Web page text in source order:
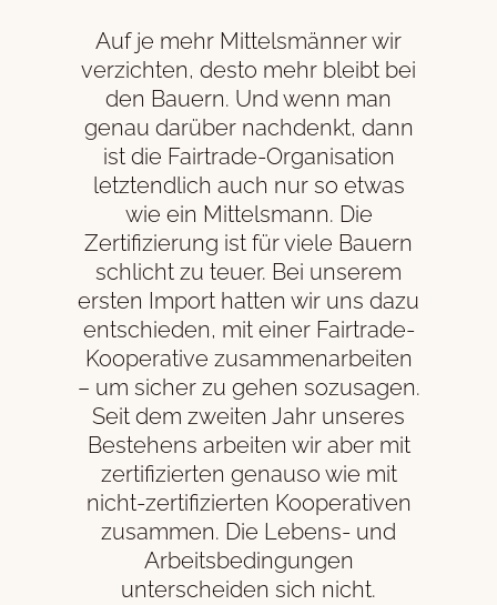
Auf je mehr Mittelsmänner wir
verzichten, desto mehr bleibt bei
den Bauern. Und wenn man
genau darüber nachdenkt, dann
ist die Fairtrade-Organisation
letztendlich auch nur so etwas
wie ein Mittelsmann. Die
Zertifizierung ist für viele Bauern
schlicht zu teuer. Bei unserem
ersten Import hatten wir uns dazu
entschieden, mit einer Fairtrade-
Kooperative zusammenarbeiten
– um sicher zu gehen sozusagen.
Seit dem zweiten Jahr unseres
Bestehens arbeiten wir aber mit
zertifizierten genauso wie mit
nicht-zertifizierten Kooperativen
zusammen. Die Lebens- und
Arbeitsbedingungen
unterscheiden sich nicht.